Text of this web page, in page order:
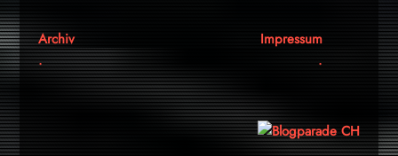
Archiv
Impressum
.
.